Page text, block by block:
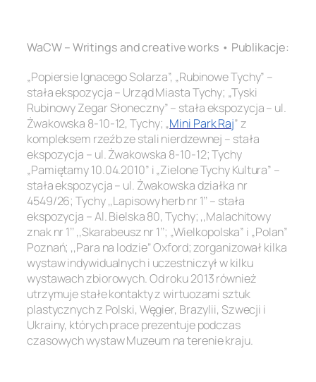
WaCW – Writings and creative works • Publikacje:
„Popiersie Ignacego Solarza”, „Rubinowe Tychy” –
stała ekspozycja – Urząd Miasta Tychy; „Tyski
Rubinowy Zegar Słoneczny” – stała ekspozycja – ul.
Żwakowska 8-10-12, Tychy; „Mini Park Raj” z
kompleksem rzeźb ze stali nierdzewnej – stała
ekspozycja – ul. Żwakowska 8-10-12; Tychy
„Pamiętamy 10.04.2010” i „Zielone Tychy Kultura” –
stała ekspozycja – ul. Żwakowska działka nr
4549/26; Tychy ,,Lapisowy herb nr 1’’ – stała
ekspozycja – Al. Bielska 80, Tychy; ,,Malachitowy
znak nr 1’’ ,,Skarabeusz nr 1’’; „Wielkopolska” i „Polan”
Poznań; ,,Para na lodzie’’ Oxford; zorganizował kilka
wystaw indywidualnych i uczestniczył w kilku
wystawach zbiorowych. Od roku 2013 również
utrzymuje stałe kontakty z wirtuozami sztuk
plastycznych z Polski, Węgier, Brazylii, Szwecji i
Ukrainy, których prace prezentuje podczas
czasowych wystaw Muzeum na terenie kraju.